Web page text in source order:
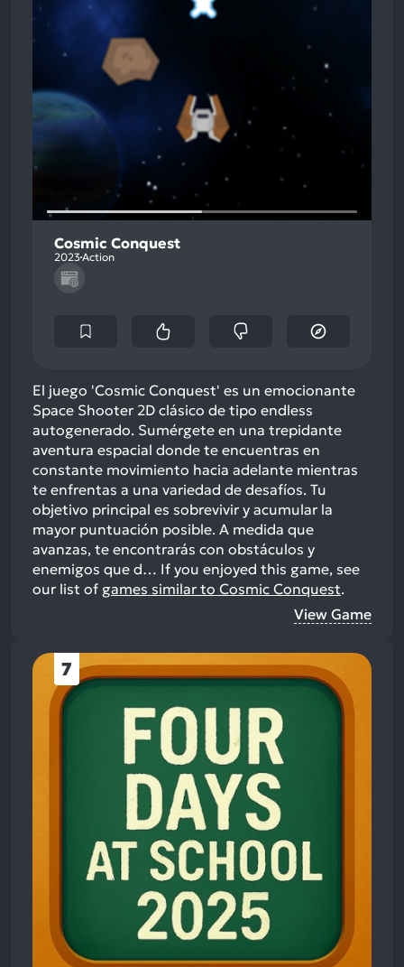
Cosmic Conquest
2023Action
El juego 'Cosmic Conquest' es un emocionante
Space Shooter 2D clásico de tipo endless
autogenerado. Sumérgete en una trepidante
aventura espacial donde te encuentras en
constante movimiento hacia adelante mientras
te enfrentas a una variedad de desafíos. Tu
objetivo principal es sobrevivir y acumular la
mayor puntuación posible. A medida que
avanzas, te encontrarás con obstáculos y
enemigos que d… If you enjoyed this game, see
our list of games similar to Cosmic Conquest.
View Game
7